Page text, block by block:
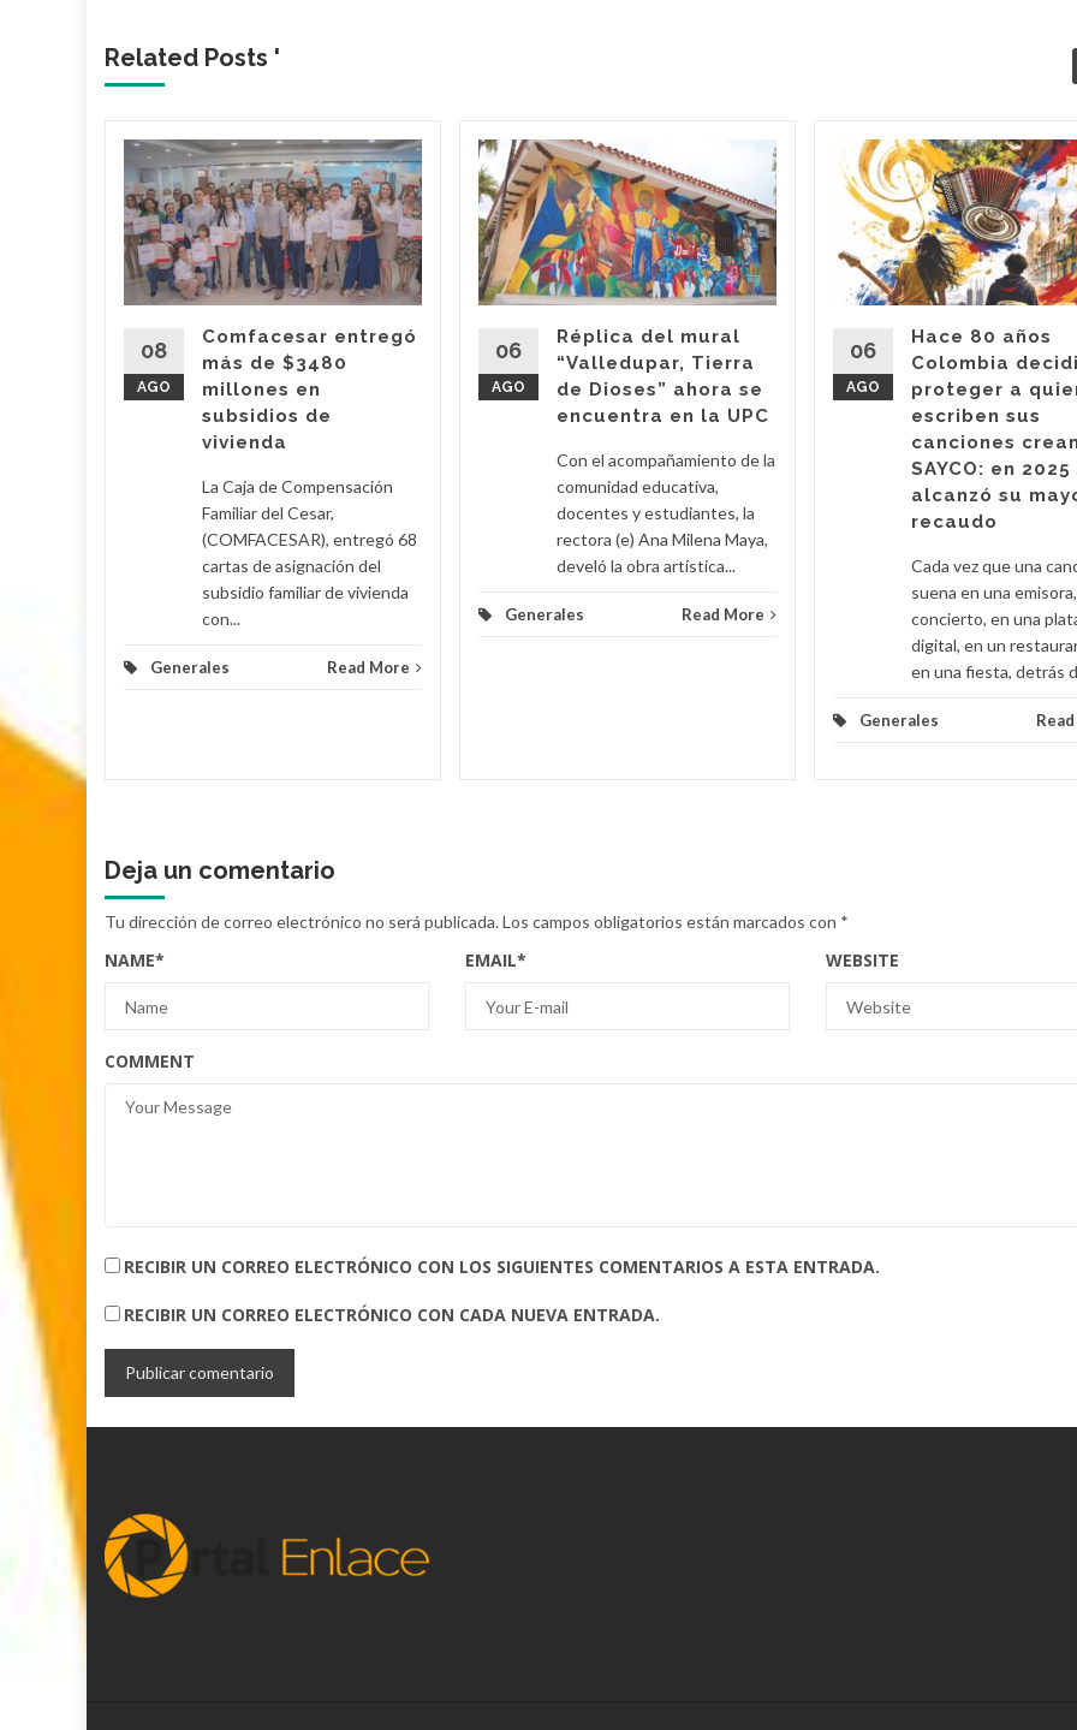
Related Posts '
08
AGO
Comfacesar entregó
más de $3480
millones en
subsidios de
vivienda
La Caja de Compensación
Familiar del Cesar,
(COMFACESAR), entregó 68
cartas de asignación del
subsidio familiar de vivienda
con...
Generales Read More
06
AGO
Réplica del mural
“Valledupar, Tierra
de Dioses” ahora se
encuentra en la UPC
Con el acompañamiento de la
comunidad educativa,
docentes y estudiantes, la
rectora (e) Ana Milena Maya,
develó la obra artística...
Generales Read More
06
AGO
Hace 80 años
Colombia
proteger a
escriben sus
canciones
SAYCO: en 2025
alcanzó su
recaudo
Cada vez que una
suena en una
concierto, en una
digital, en un
en una fiesta, detrás
Generales
Deja un comentario
Tu dirección de correo electrónico no será publicada.Los campos obligatorios están marcados con *
NAME* EMAIL* WEBSITE
COMMENT
RECIBIR UN CORREO ELECTRÓNICO CON LOS SIGUIENTES COMENTARIOS A ESTA ENTRADA.
RECIBIR UN CORREO ELECTRÓNICO CON CADA NUEVA ENTRADA.